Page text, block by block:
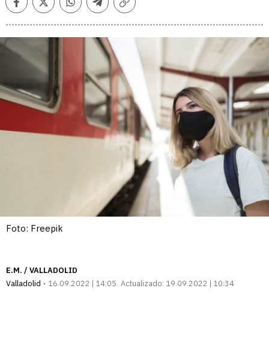
FacebookTwitterWhatsappTelegramCopiar
Foto: Freepik
E.M. / VALLADOLID
Valladolid
16.09.2022 | 14:05 Actualizado: 19.09.2022 | 10:34